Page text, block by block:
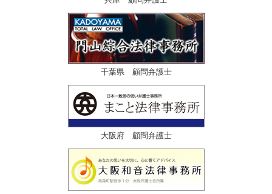
千葉県 顧問弁護士
大阪府 顧問弁護士